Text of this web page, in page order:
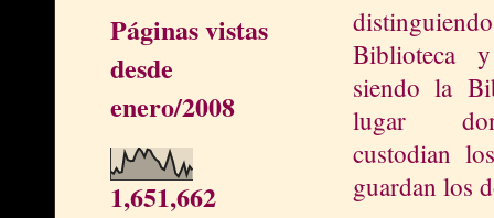
Páginas vistas
desde
enero/2008
1,651,662
Biblioteca
siendo la
lugar
custodian
guardan los